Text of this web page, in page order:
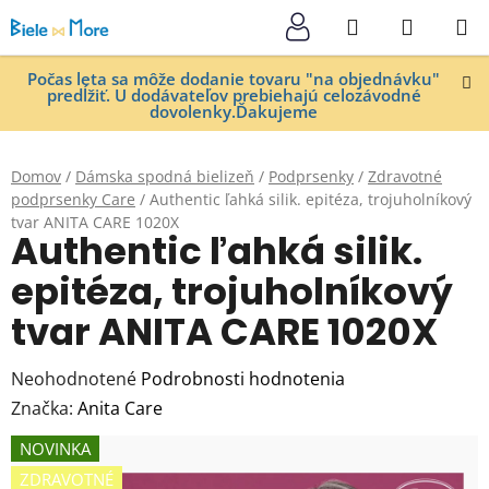
na
obsah
Počas leta sa môže dodanie tovaru "na objednávku"
predĺžiť. U dodávateľov prebiehajú celozávodné
dovolenky.Ďakujeme
Hľadať
KOŠÍK
Domov / Dámska spodná bielizeň / Podprsenky / Zdravotné
podprsenky Care / Authentic ľahká silik. epitéza, trojuholníkový
tvar ANITA CARE 1020X
Authentic ľahká silik.
epitéza, trojuholníkový
tvar ANITA CARE 1020X
Priemerné
hodnotenie
produktu
je
Neohodnotené Podrobnosti hodnotenia
Značka: Anita Care
NOVINKA
ZDRAVOTNÉ